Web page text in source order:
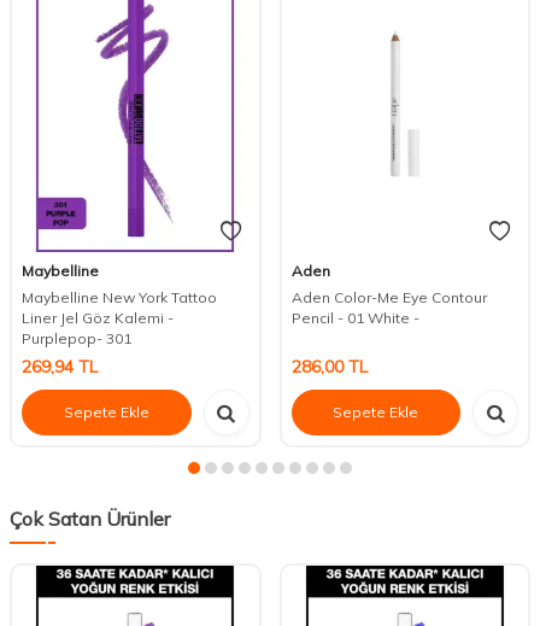
Maybelline
Maybelline New York Tattoo
Liner Jel Göz Kalemi -
Purplepop- 301
269,94 TL
Sepete Ekle
Aden
Aden Color-Me Eye Contour
Pencil - 01 White -
286,00TL
Sepete Ekle
Çok Satan Ürünler